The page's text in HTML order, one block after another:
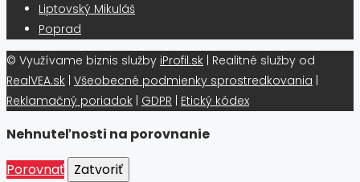
Liptovský Mikuláš
Poprad
© Využívame biznis služby iProfil.sk | Realitné služby od
RealVEA.sk Všeobecné podmienky sprostredkovania
Reklamačný poriadok GDPR Etický kódex
Nehnuteľnosti na porovnanie
Porovnať Zatvoriť